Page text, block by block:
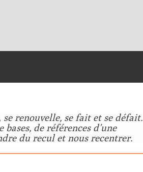
se renouvelle, se fait et se défait.
de références d’une
du recul et nous recentrer.